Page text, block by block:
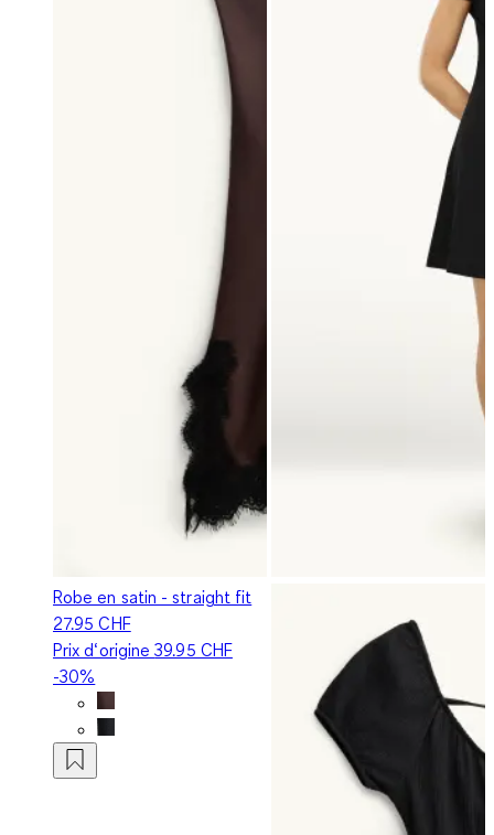
Robe en satin - straight fit
27.95 CHF
Prix d‘origine39.95 CHF
-30%